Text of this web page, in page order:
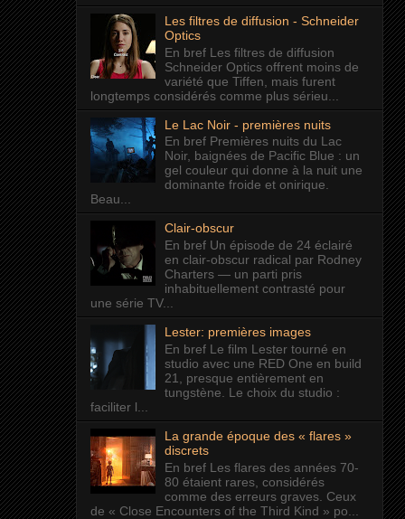
Les filtres de diffusion - Schneider
Optics
En bref Les filtres de diffusion
Schneider Optics offrent moins de
variété que Tiffen, mais furent
longtemps considérés comme plus sérieu...
Le Lac Noir - premières nuits
En bref Premières nuits du Lac
Noir, baignées de Pacific Blue : un
gel couleur qui donne à la nuit une
dominante froide et onirique.
Beau...
Clair-obscur
En bref Un épisode de 24 éclairé
en clair-obscur radical par Rodney
Charters — un parti pris
inhabituellement contrasté pour
une série TV...
Lester: premières images
En bref Le film Lester tourné en
studio avec une RED One en build
21, presque entièrement en
tungstène. Le choix du studio :
faciliter l...
La grande époque des « flares »
discrets
En bref Les flares des années 70-
80 étaient rares, considérés
comme des erreurs graves. Ceux
de « Close Encounters of the Third Kind » po...